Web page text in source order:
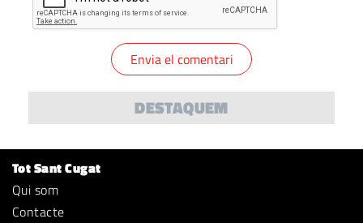
DESTAQUEM
Tot Sant Cugat
Qui som
Contacte